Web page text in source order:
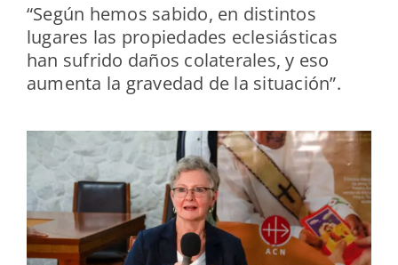
“Según hemos sabido, en distintos
lugares las propiedades eclesiásticas
han sufrido daños colaterales, y eso
aumenta la gravedad de la situación”.